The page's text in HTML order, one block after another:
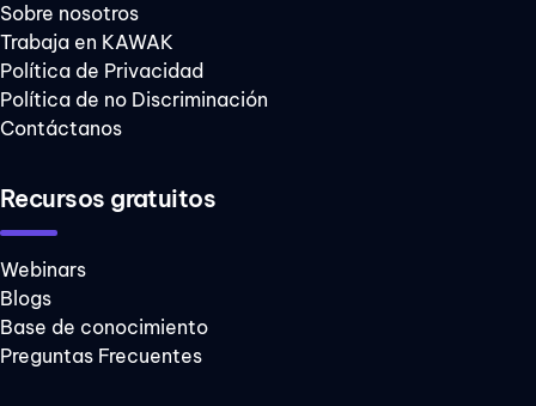
home office
humillacion
niños
comunicación
productividad de
Sobre nosotros
Trabaja en KAWAK
Política de Privacidad
Política de no Discriminación
Contáctanos
Recursos gratuitos
Webinars
Blogs
Base de conocimiento
Preguntas Frecuentes